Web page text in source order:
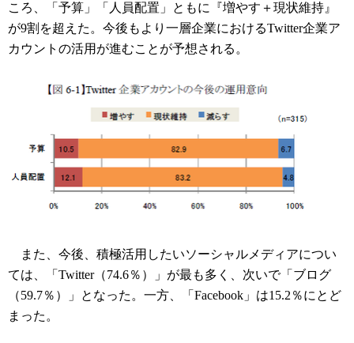
ころ、「予算」「人員配置」ともに『増やす＋現状維持』
が9割を超えた。今後もより一層企業におけるTwitter企業ア
カウントの活用が進むことが予想される。
また、今後、積極活用したいソーシャルメディアについ
ては、「Twitter（74.6％）」が最も多く、次いで「ブログ
（59.7％）」となった。一方、「Facebook」は15.2％にとど
まった。